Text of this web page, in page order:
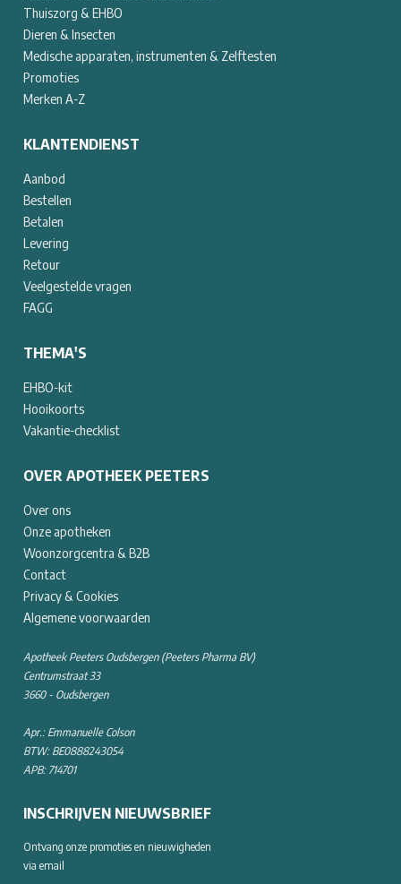
Thuiszorg & EHBO
Dieren & Insecten
Medische apparaten, instrumenten & Zelftesten
Promoties
Merken A-Z
KLANTENDIENST
Aanbod
Bestellen
Betalen
Levering
Retour
Veelgestelde vragen
FAGG
THEMA'S
EHBO-kit
Hooikoorts
Vakantie-checklist
OVER APOTHEEK PEETERS
Over ons
Onze apotheken
Woonzorgcentra & B2B
Contact
Privacy & Cookies
Algemene voorwaarden
Apotheek Peeters Oudsbergen (Peeters Pharma BV)
Centrumstraat 33
3660 - Oudsbergen
Apr.: Emmanuelle Colson
BTW: BE0888243054
APB: 714701
INSCHRIJVEN NIEUWSBRIEF
Ontvang onze promoties en nieuwigheden
via email